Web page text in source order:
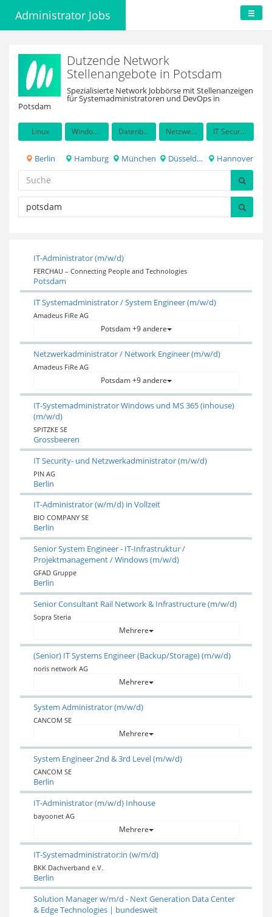
Administrator Jobs
Dutzende Network
Stellenangebote in Potsdam
Spezialisierte Network Jobbörse mit Stellenanzeigen
für Systemadministratoren und DevOps in
Potsdam
Linux Windows Server Datenbanken Netzwerkadministration IT Security / Auditing
Berlin Hamburg München Düsseldorf Hannover
IT-Administrator (m/w/d)
FERCHAU – Connecting People and Technologies
Potsdam
IT Systemadministrator / System Engineer (m/w/d)
Amadeus FiRe AG
Potsdam +9 andere
Netzwerkadministrator / Network Engineer (m/w/d)
Amadeus FiRe AG
Potsdam +9 andere
IT-Systemadministrator Windows und MS 365 (inhouse)
(m/w/d)
SPITZKE SE
Grossbeeren
IT Security- und Netzwerkadministrator (m/w/d)
PIN AG
Berlin
IT-Administrator (w/m/d) in Vollzeit
BIO COMPANY SE
Berlin
Senior System Engineer - IT-Infrastruktur /
Projektmanagement / Windows (m/w/d)
GFAD Gruppe
Berlin
Senior Consultant Rail Network & Infrastructure (m/w/d)
Sopra Steria
Mehrere
(Senior) IT Systems Engineer (Backup/Storage) (m/w/d)
noris network AG
Mehrere
System Administrator (m/w/d)
CANCOM SE
Mehrere
System Engineer 2nd & 3rd Level (m/w/d)
CANCOM SE
Berlin
IT-Administrator (m/w/d) Inhouse
bayoonet AG
Mehrere
IT-Systemadministrator:in (w/m/d)
BKK Dachverband e.V.
Berlin
Solution Manager w/m/d - Next Generation Data Center
& Edge Technologies | bundesweit